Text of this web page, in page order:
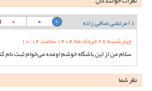
1) مرتضی صافی زاده 0
0
چهارشنبه 28 خرداد ماه 1404 ساعت 10:14
سلام من از این باشگاه خوشم اومده می‌خوام ثبت نام
نظر شما